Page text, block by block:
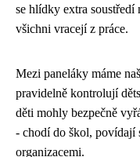
se hlídky extra soustředí
všichni vracejí z práce.
Mezi paneláky máme
pravidelně kontrolují
děti mohly bezpečně
- chodí do škol, povídají
organizacemi.